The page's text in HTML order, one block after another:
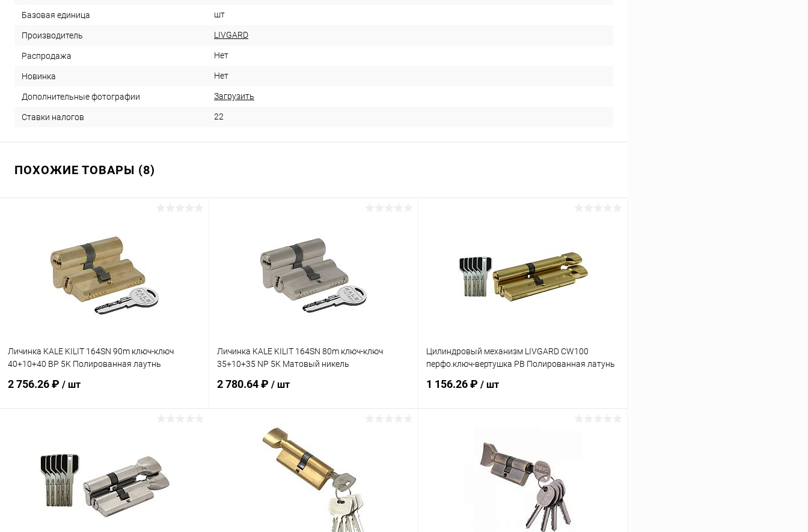
Базовая единица шт
Производитель LIVGARD
Распродажа Нет
Новинка Нет
Дополнительные фотографии Загрузить
Ставки налогов 22
ПОХОЖИЕ ТОВАРЫ (8)
Личинка KALE KILIT 164SN 90m ключ-ключ
40+10+40 BP 5K Полированная лаутнь
2 756.26 ₽ / шт
Купить в 1 клик Сравнение
В избранное В наличии
Личинка KALE KILIT 164SN 80m ключ-ключ
35+10+35 NP 5K Матовый никель
2 780.64 ₽ / шт
Купить в 1 клик
В наличии
Цилиндровый механизм LIVGARD CW100
перфо.ключ-вертушка PB Полированная латунь
1 156.26 ₽ / шт
Купить в 1 клик Сравнение
В наличии